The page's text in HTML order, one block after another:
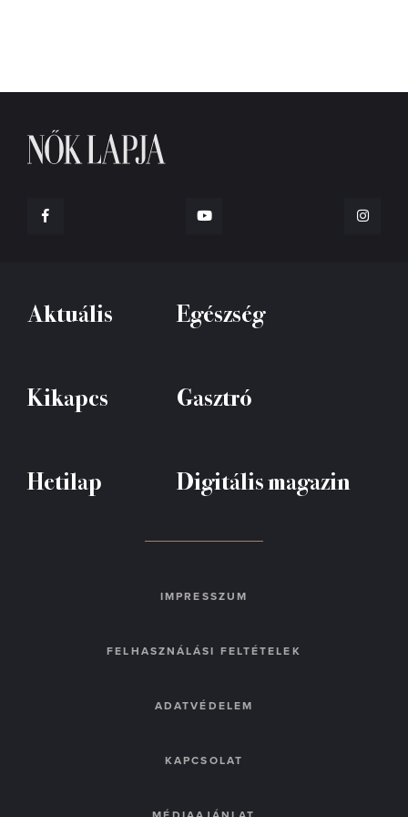
Aktuális Egészség
Kikapcs Gasztró
Hetilap Digitális magazin
IMPRESSZUM
FELHASZNÁLÁSI FELTÉTELEK
ADATVÉDELEM
KAPCSOLAT